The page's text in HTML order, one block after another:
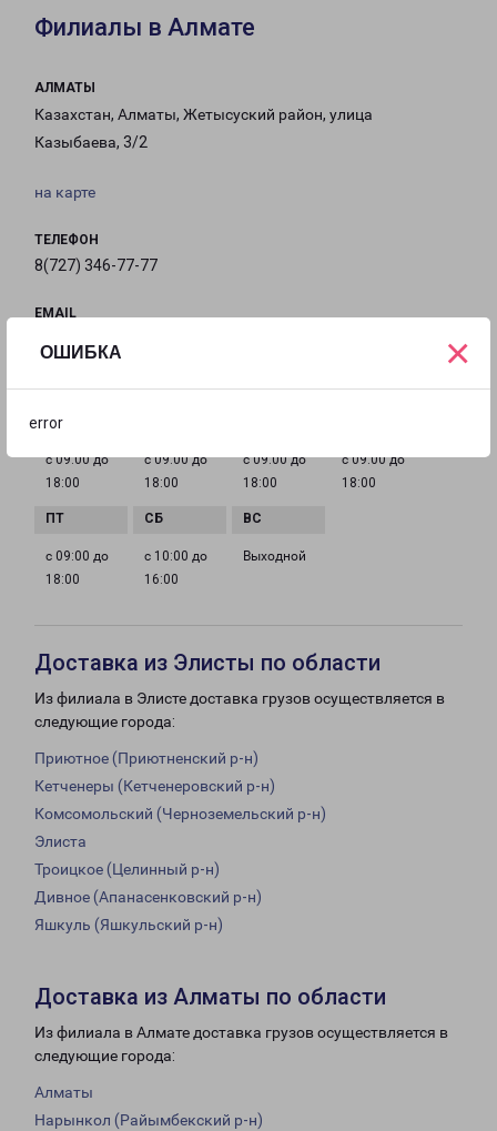
ОШИБКА
error
×
Филиалы в Алмате
АЛМАТЫ
Казахстан, Алматы, Жетысуский район, улица
Казыбаева, 3/2
на карте
ТЕЛЕФОН
8(727) 346-77-77
EMAIL
ГРАФИК РАБОТЫ
с 09:00 до
18:00
с 09:00 до
18:00
с 09:00 до
18:00
с 09:00 до
18:00
с 09:00 до
18:00
с 10:00 до
16:00
Выходной
Доставка из Элисты по области
Из филиала в Элисте доставка грузов осуществляется в
следующие города:
Приютное (Приютненский р-н)
Кетченеры (Кетченеровский р-н)
Комсомольский (Черноземельский р-н)
Элиста
Троицкое (Целинный р-н)
Дивное (Апанасенковский р-н)
Яшкуль (Яшкульский р-н)
Доставка из Алматы по области
Из филиала в Алмате доставка грузов осуществляется в
следующие города:
Алматы
Нарынкол (Райымбекский р-н)